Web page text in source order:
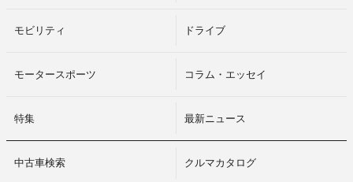
モビリティ ドライブ
モータースポーツ コラム・エッセイ
特集 最新ニュース
中古車検索 クルマカタログ